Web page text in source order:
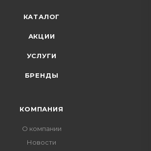
КАТАЛОГ
АКЦИИ
УСЛУГИ
БРЕНДЫ
КОМПАНИЯ
О компании
Новости